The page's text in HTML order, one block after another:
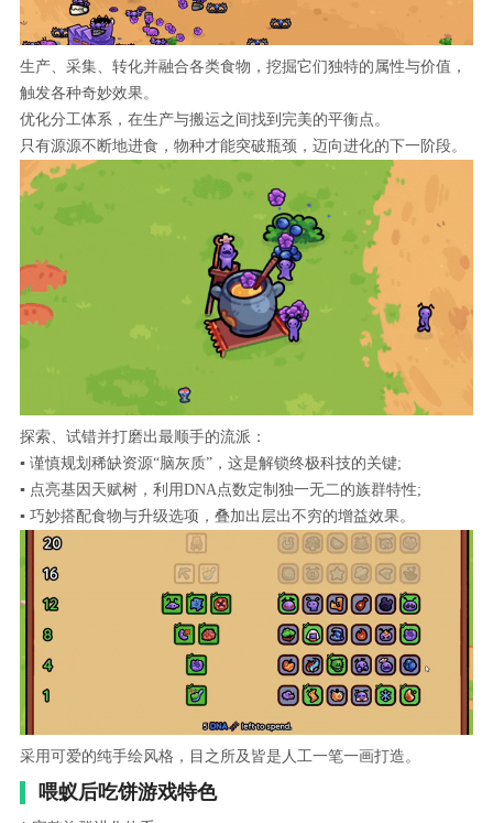
生产、采集、转化并融合各类食物，挖掘它们独特的属性与价值，
触发各种奇妙效果。
优化分工体系，在生产与搬运之间找到完美的平衡点。
只有源源不断地进食，物种才能突破瓶颈，迈向进化的下一阶段。
探索、试错并打磨出最顺手的流派：
▪ 谨慎规划稀缺资源“脑灰质”，这是解锁终极科技的关键;
▪ 点亮基因天赋树，利用DNA点数定制独一无二的族群特性;
▪ 巧妙搭配食物与升级选项，叠加出层出不穷的增益效果。
采用可爱的纯手绘风格，目之所及皆是人工一笔一画打造。
喂蚁后吃饼游戏特色